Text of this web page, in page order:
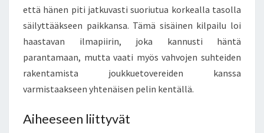
että hänen piti jatkuvasti suoriutua korkealla tasolla
säilyttääkseen paikkansa. Tämä sisäinen kilpailu loi
haastavan ilmapiirin, joka kannusti häntä
parantamaan, mutta vaati myös vahvojen suhteiden
rakentamista joukkuetovereiden kanssa
varmistaakseen yhtenäisen pelin kentällä.
Aiheeseen liittyvät